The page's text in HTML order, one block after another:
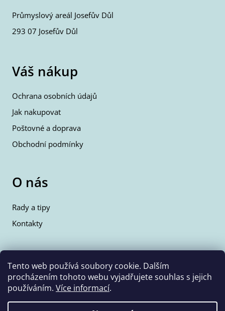
Tento web používá soubory cookie. Dalším
procházením tohoto webu vyjadřujete souhlas s jejich
používáním. Více informací.
Průmyslový areál Josefův Důl
293 07 Josefův Důl
Váš nákup
Ochrana osobních údajů
Jak nakupovat
Poštovné a doprava
Obchodní podmínky
O nás
Rady a tipy
Kontakty
Kontakty
info@wolfie.cz
+420 777 350 662